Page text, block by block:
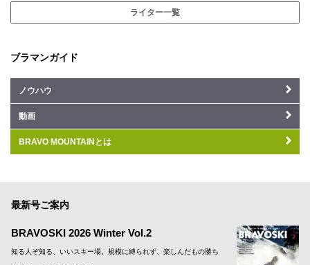
ライター一覧
ブラマンガイド
ノウハウ
動画
BRAVO MOUNTAINとは
最新号ご案内
BRAVOSKI 2026 Winter Vol.2
知る人ぞ知る、いいスキー場。規模に縛られず、楽しんだもの勝ち